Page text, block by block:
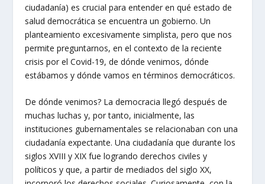
ciudadanía) es crucial para entender en qué estado de
salud democrática se encuentra un gobierno. Un
planteamiento excesivamente simplista, pero que nos
permite preguntarnos, en el contexto de la reciente
crisis por el Covid-19, de dónde venimos, dónde
estábamos y dónde vamos en términos democráticos.
De dónde venimos? La democracia llegó después de
muchas luchas y, por tanto, inicialmente, las
instituciones gubernamentales se relacionaban con una
ciudadanía expectante. Una ciudadanía que durante los
siglos XVIII y XIX fue logrando derechos civiles y
políticos y que, a partir de mediados del siglo XX,